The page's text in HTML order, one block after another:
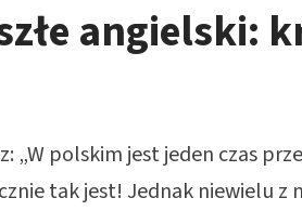
angielski:
„W polskim jest jeden czas
tak jest! Jednak niewielu z